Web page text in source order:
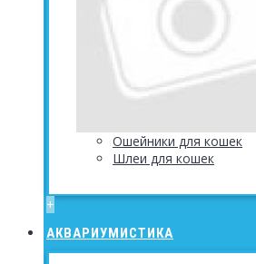
Ошейники для кошек
Шлеи для кошек
+
АКВАРИУМИСТИКА